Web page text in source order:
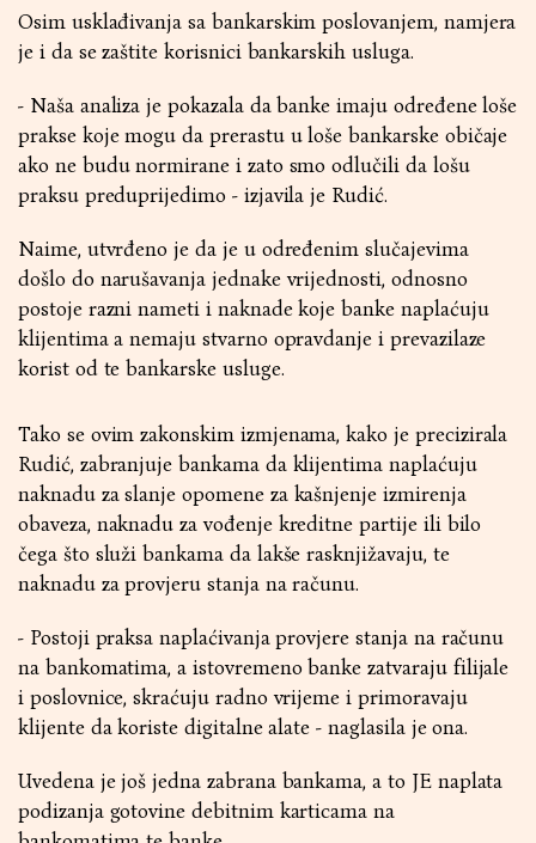
Osim usklađivanja sa bankarskim poslovanjem, namjera
je i da se zaštite korisnici bankarskih usluga.
- Naša analiza je pokazala da banke imaju određene loše
prakse koje mogu da prerastu u loše bankarske običaje
ako ne budu normirane i zato smo odlučili da lošu
praksu preduprijedimo - izjavila je Rudić.
Naime, utvrđeno je da je u određenim slučajevima
došlo do narušavanja jednake vrijednosti, odnosno
postoje razni nameti i naknade koje banke naplaćuju
klijentima a nemaju stvarno opravdanje i prevazilaze
korist od te bankarske usluge.
Tako se ovim zakonskim izmjenama, kako je precizirala
Rudić, zabranjuje bankama da klijentima naplaćuju
naknadu za slanje opomene za kašnjenje izmirenja
obaveza, naknadu za vođenje kreditne partije ili bilo
čega što služi bankama da lakše rasknjižavaju, te
naknadu za provjeru stanja na računu.
- Postoji praksa naplaćivanja provjere stanja na računu
na bankomatima, a istovremeno banke zatvaraju filijale
i poslovnice, skraćuju radno vrijeme i primoravaju
klijente da koriste digitalne alate - naglasila je ona.
Uvedena je još jedna zabrana bankama, a to JE naplata
podizanja gotovine debitnim karticama na